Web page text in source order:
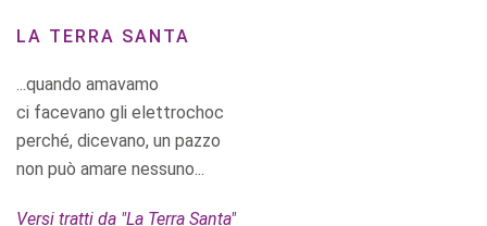
LA TERRA SANTA
...quando amavamo
ci facevano gli elettrochoc
perché, dicevano, un pazzo
non può amare nessuno...
Versi tratti da "La Terra Santa"